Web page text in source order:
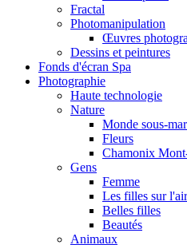
Fractal
Photomanipulation
Œuvres
Dessins et peintures
Fonds d'écran Spa
Photographie
Haute technologie
Nature
Monde sous-
Fleurs
Chamonix
Gens
Femme
Les filles sur l'air
Belles filles
Beautés
Animaux